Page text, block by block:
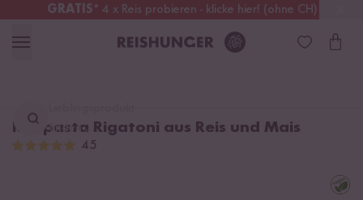
GRATIS* 4 x Reis probieren - klicke hier! (ohne CH)
Deutschland Kostenloser Versand
finden ...
Reispasta Rigatoni aus Reis und Mais
45